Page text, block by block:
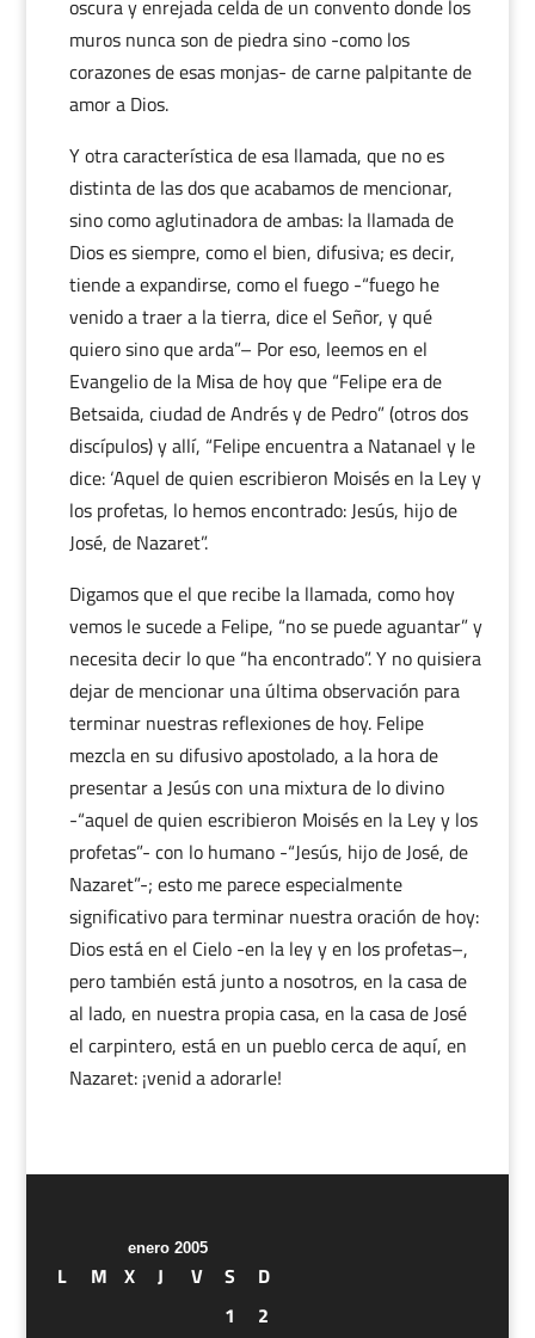
oscura y enrejada celda de un convento donde los
muros nunca son de piedra sino -como los
corazones de esas monjas- de carne palpitante de
amor a Dios.
Y otra característica de esa llamada, que no es
distinta de las dos que acabamos de mencionar,
sino como aglutinadora de ambas: la llamada de
Dios es siempre, como el bien, difusiva; es decir,
tiende a expandirse, como el fuego -“fuego he
venido a traer a la tierra, dice el Señor, y qué
quiero sino que arda”– Por eso, leemos en el
Evangelio de la Misa de hoy que “Felipe era de
Betsaida, ciudad de Andrés y de Pedro” (otros dos
discípulos) y allí, “Felipe encuentra a Natanael y le
dice: ‘Aquel de quien escribieron Moisés en la Ley y
los profetas, lo hemos encontrado: Jesús, hijo de
José, de Nazaret”.
Digamos que el que recibe la llamada, como hoy
vemos le sucede a Felipe, “no se puede aguantar” y
necesita decir lo que “ha encontrado”. Y no quisiera
dejar de mencionar una última observación para
terminar nuestras reflexiones de hoy. Felipe
mezcla en su difusivo apostolado, a la hora de
presentar a Jesús con una mixtura de lo divino
-“aquel de quien escribieron Moisés en la Ley y los
profetas”- con lo humano -“Jesús, hijo de José, de
Nazaret”-; esto me parece especialmente
significativo para terminar nuestra oración de hoy:
Dios está en el Cielo -en la ley y en los profetas–,
pero también está junto a nosotros, en la casa de
al lado, en nuestra propia casa, en la casa de José
el carpintero, está en un pueblo cerca de aquí, en
Nazaret: ¡venid a adorarle!
enero 2005
L M X J V S
D
1
2